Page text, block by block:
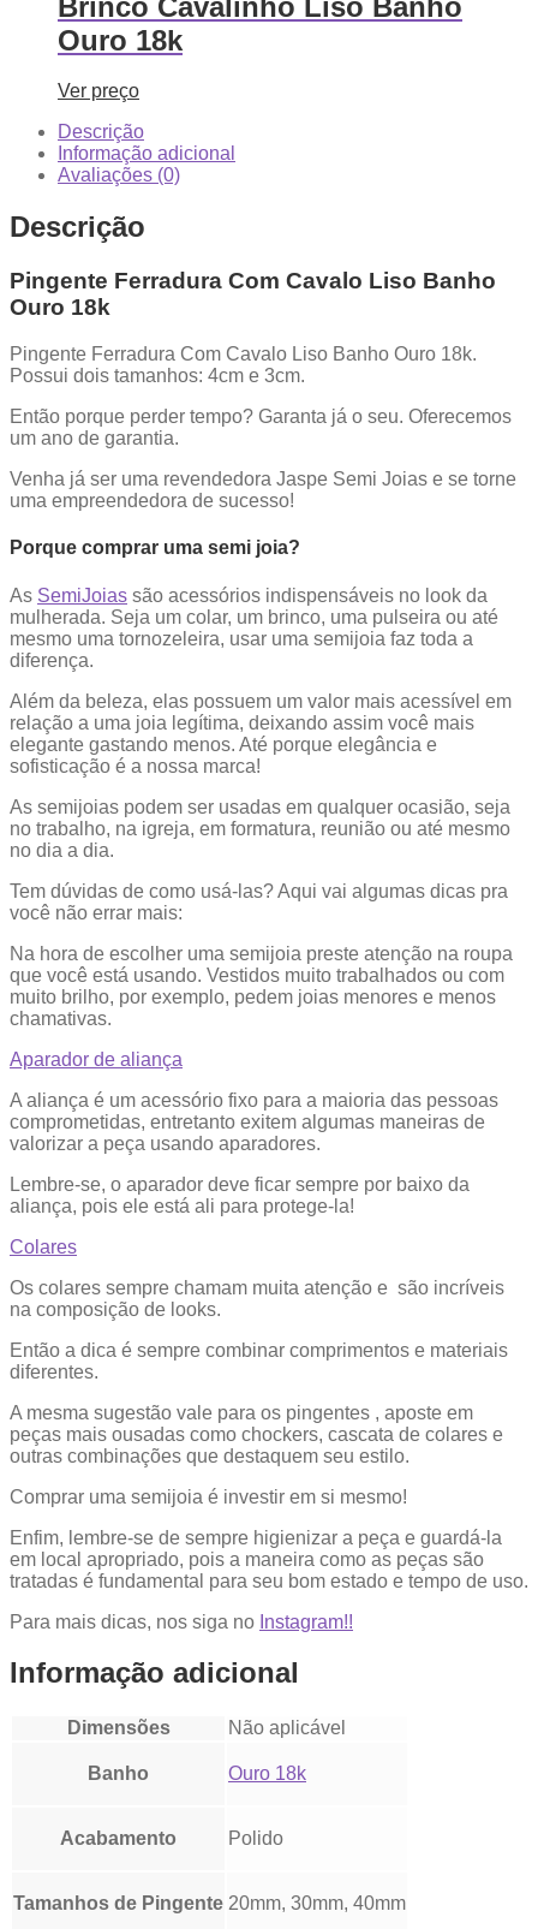
Ouro 18k
Ver preço
Descrição
Informação adicional
Avaliações (0)
Descrição
Pingente Ferradura Com Cavalo Liso Banho
Ouro 18k
Pingente Ferradura Com Cavalo Liso Banho Ouro 18k.
Possui dois tamanhos: 4cm e 3cm.
Então porque perder tempo? Garanta já o seu. Oferecemos
um ano de garantia.
Venha já ser uma revendedora Jaspe Semi Joias e se torne
uma empreendedora de sucesso!
Porque comprar uma semi joia?
As SemiJoias são acessórios indispensáveis no look da
mulherada. Seja um colar, um brinco, uma pulseira ou até
mesmo uma tornozeleira, usar uma semijoia faz toda a
diferença.
Além da beleza, elas possuem um valor mais acessível em
relação a uma joia legítima, deixando assim você mais
elegante gastando menos. Até porque elegância e
sofisticação é a nossa marca!
As semijoias podem ser usadas em qualquer ocasião, seja
no trabalho, na igreja, em formatura, reunião ou até mesmo
no dia a dia.
Tem dúvidas de como usá-las? Aqui vai algumas dicas pra
você não errar mais:
Na hora de escolher uma semijoia preste atenção na roupa
que você está usando. Vestidos muito trabalhados ou com
muito brilho, por exemplo, pedem joias menores e menos
chamativas.
Aparador de aliança
A aliança é um acessório fixo para a maioria das pessoas
comprometidas, entretanto exitem algumas maneiras de
valorizar a peça usando aparadores.
Lembre-se, o aparador deve ficar sempre por baixo da
aliança, pois ele está ali para protege-la!
Colares
Os colares sempre chamam muita atenção e são incríveis
na composição de looks.
Então a dica é sempre combinar comprimentos e materiais
diferentes.
A mesma sugestão vale para os pingentes , aposte em
peças mais ousadas como chockers, cascata de colares e
outras combinações que destaquem seu estilo.
Comprar uma semijoia é investir em si mesmo!
Enfim, lembre-se de sempre higienizar a peça e guardá-la
em local apropriado, pois a maneira como as peças são
tratadas é fundamental para seu bom estado e tempo de uso.
Para mais dicas, nos siga no Instagram!!
Informação adicional
Dimensões Não aplicável
Banho Ouro 18k
Acabamento Polido
Tamanhos de Pingente 20mm, 30mm, 40mm